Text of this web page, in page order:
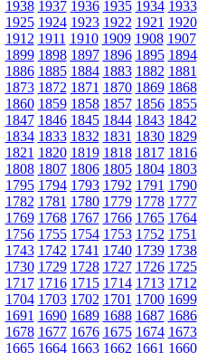
1938 1937 1936 1935 1934 1933
1925 1924 1923 1922 1921 1920
1912 1911 1910 1909 1908 1907
1899 1898 1897 1896 1895 1894
1886 1885 1884 1883 1882 1881
1873 1872 1871 1870 1869 1868
1860 1859 1858 1857 1856 1855
1847 1846 1845 1844 1843 1842
1834 1833 1832 1831 1830 1829
1821 1820 1819 1818 1817 1816
1808 1807 1806 1805 1804 1803
1795 1794 1793 1792 1791 1790
1782 1781 1780 1779 1778 1777
1769 1768 1767 1766 1765 1764
1756 1755 1754 1753 1752 1751
1743 1742 1741 1740 1739 1738
1730 1729 1728 1727 1726 1725
1717 1716 1715 1714 1713 1712
1704 1703 1702 1701 1700 1699
1691 1690 1689 1688 1687 1686
1678 1677 1676 1675 1674 1673
1665 1664 1663 1662 1661 1660